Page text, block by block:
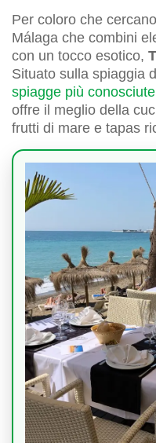
Per coloro che
Málaga che combini
con un tocco esotico,
Situato sulla spiaggia
spiagge più
offre il meglio della
frutti di mare e tapas